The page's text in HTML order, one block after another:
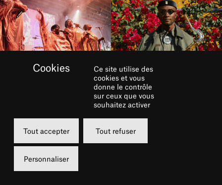
Ce site utilise des
cookies et vous
donne le contrôle
sur ceux que vous
souhaitez activer
Tout accepter Tout refuser
Personnaliser